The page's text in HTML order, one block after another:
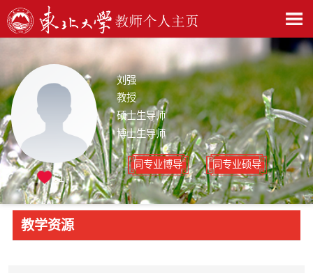
刘强
教授
硕士生导师
博士生导师
同专业博导
同专业硕导
61
教学资源